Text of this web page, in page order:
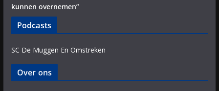
kunnen overnemen”
Podcasts
SC De Muggen En Omstreken
Over ons